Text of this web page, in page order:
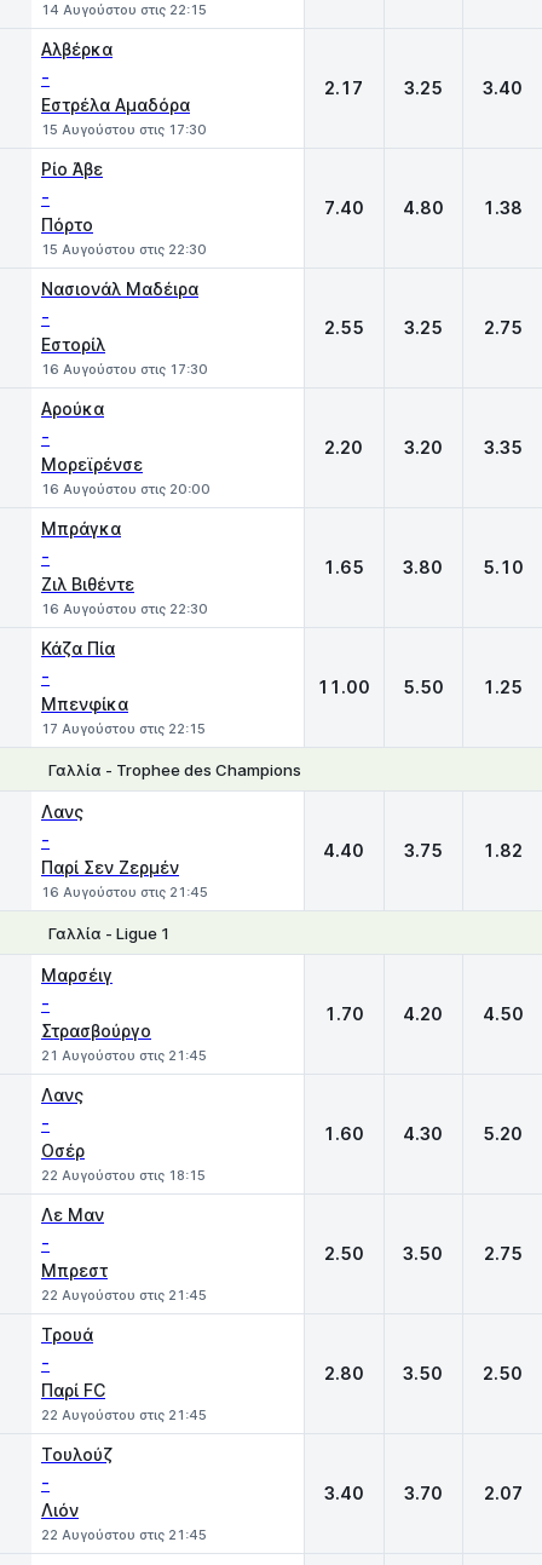
14 Αυγούστου στις 22:15
Αλβέρκα
-
Εστρέλα Αμαδόρα
15 Αυγούστου στις 17:30
2.17 3.25 3.40
Ρίο Άβε
-
Πόρτο
15 Αυγούστου στις 22:30
7.40 4.80 1.38
Νασιονάλ Μαδέιρα
-
Εστορίλ
16 Αυγούστου στις 17:30
2.55 3.25 2.75
Αρούκα
-
Μορεϊρένσε
16 Αυγούστου στις 20:00
2.20 3.20 3.35
Μπράγκα
-
Ζιλ Βιθέντε
16 Αυγούστου στις 22:30
1.65 3.80 5.10
Κάζα Πία
-
Μπενφίκα
17 Αυγούστου στις 22:15
11.00 5.50 1.25
Γαλλία - Trophee des Champions
Λανς
-
Παρί Σεν Ζερμέν
16 Αυγούστου στις 21:45
4.40 3.75 1.82
Γαλλία - Ligue 1
Μαρσέιγ
-
Στρασβούργο
21 Αυγούστου στις 21:45
1.70 4.20 4.50
Λανς
-
Οσέρ
22 Αυγούστου στις 18:15
1.60 4.30 5.20
Λε Μαν
-
Μπρεστ
22 Αυγούστου στις 21:45
2.50 3.50 2.75
Τρουά
-
Παρί FC
22 Αυγούστου στις 21:45
2.80 3.50 2.50
Τουλούζ
-
Λιόν
22 Αυγούστου στις 21:45
3.40 3.70 2.07